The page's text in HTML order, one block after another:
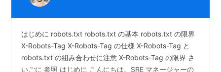
はじめに robots.txt robots.txt の基本 robots.txt の限界
X-Robots-Tag X-Robots-Tag の仕様 X-Robots-Tag と
robots.txt の組み合わせに注意 X-Robots-Tag の限界 さ
いごに 参照 はじめに こんにちは。SRE マネージャーの